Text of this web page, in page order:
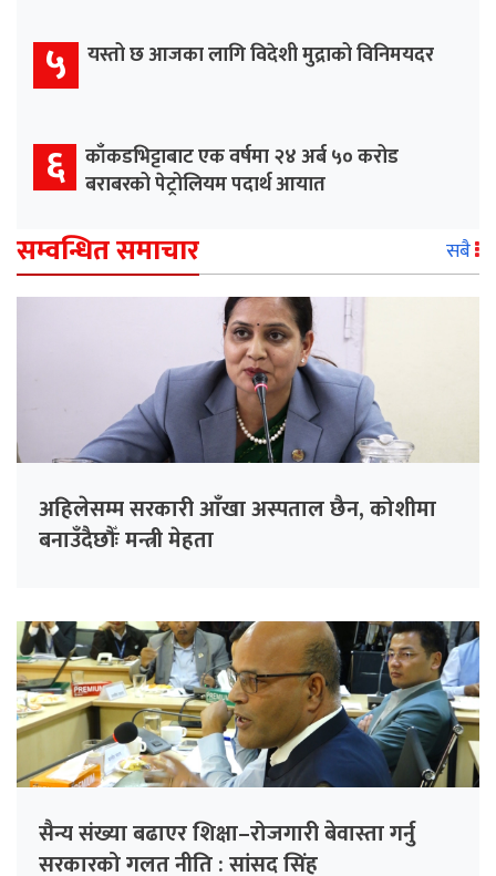
५ यस्तो छ आजका लागि विदेशी मुद्राको विनिमयदर
६ काँकडभिट्टाबाट एक वर्षमा २४ अर्ब ५० करोड
बराबरको पेट्रोलियम पदार्थ आयात
सम्वन्धित समाचार सबै
अहिलेसम्म सरकारी आँखा अस्पताल छैन, कोशीमा
बनाउँदैछौँः मन्त्री मेहता
सैन्य संख्या बढाएर शिक्षा–रोजगारी बेवास्ता गर्नु
सरकारको गलत नीति : सांसद सिंह